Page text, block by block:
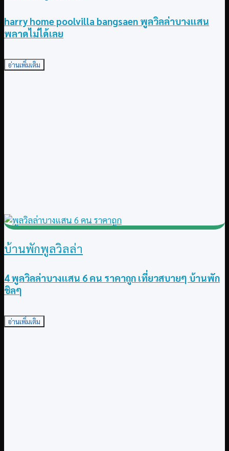
harry home poolvilla bangsaen พูลวิลล่าบางแสน
พลาดไม่ได้เลย
อ่านเพิ่มเติม
บ้านพักพูลวิลล่า
4 พูลวิลล่าบางแสน 6 คน ราคาถูก เที่ยวสบายๆ บ้านพัก
ชิลๆ
อ่านเพิ่มเติม